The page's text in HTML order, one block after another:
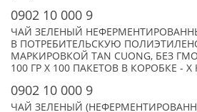
0902 10 000 9
ЧАЙ ЗЕЛЕНЫЙ
В ПОТРЕБИТЕЛЬСКУЮ
МАРКИРОВКОЙ TAN CUONG, БЕЗ
100 ГР Х 100 ПАКЕТОВ В КОРОБКЕ -
0902 10 000 9
ЧАЙ ЗЕЛЕНЫЙ